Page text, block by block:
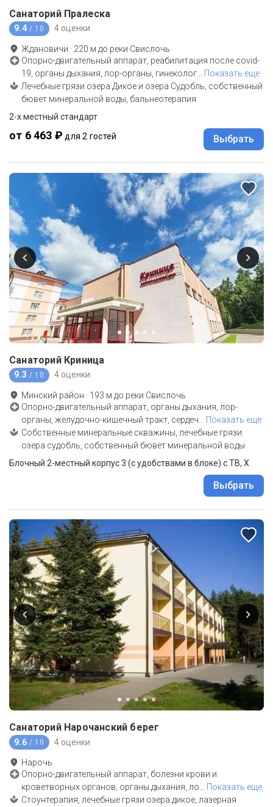
Санаторий Пралеска
9.4 / 10 4 оценки
Ждановичи · 220 м до реки Свислочь
Опорно-двигательный аппарат, реабилитация после covid-
19, органы дыхания, лор-органы, гинеколог
Показать еще
Лечебные грязи озера Дикое и озера Судобль, собственный
бювет минеральной воды, бальнеотерапия
2-x местный стандарт
от 6 463 ₽ для 2 гостей Выбрать
Санаторий Криница
9.3 / 10 4 оценки
Минский район · 193 м до реки Свислочь
Опорно-двигательный аппарат, органы дыхания, лор-
органы, желудочно-кишечный тракт, сердеч
Показать еще
Собственные минеральные скважины, лечебные грязи
озера судобль, собственный бювет минеральной воды
Блочный 2-местный корпус 3 (с удобствами в блоке) с ТВ, Х
Выбрать
Санаторий Нарочанский берег
9.6 / 10 4 оценки
Нарочь
Опорно-двигательный аппарат, болезни крови и
кроветворных органов, органы дыхания, ло
Показать еще
Стоунтерапия, лечебные грязи озера дикое, лазерная